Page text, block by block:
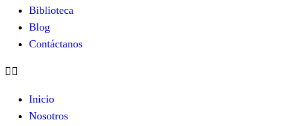
Biblioteca
Blog
Contáctanos
Inicio
Nosotros